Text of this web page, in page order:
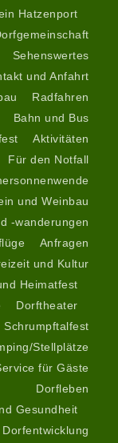
Hatzenport
Sehenswertes
und Anfahrt
Radfahren
Bahn und Bus
Aktivitäten
Für den Notfall
und Weinbau
-wanderungen
Anfragen
und Kultur
Heimatfest
Dorftheater
Schrumpftalfest
Stellplätze
für Gäste
Dorfleben
Gesundheit
Dorfentwicklung